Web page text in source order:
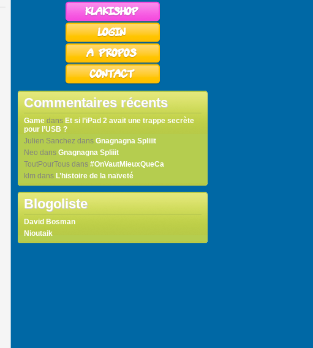
Commentaires récents
Game dans Et si l’iPad 2 avait une trappe secrète
pour l’USB ?
Julien Sanchez dans Gnagnagna Spliiit
Neo dans Gnagnagna Spliiit
ToutPourTous dans #OnVautMieuxQueCa
klm dans L’histoire de la naïveté
Blogoliste
David Bosman
Nioutaik